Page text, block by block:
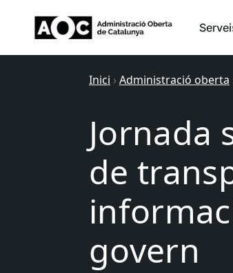
Inici › Administració oberta
Jornada
de
govern